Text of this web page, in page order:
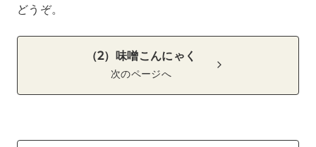
どうぞ。
（2）味噌こんにゃく
次のページへ